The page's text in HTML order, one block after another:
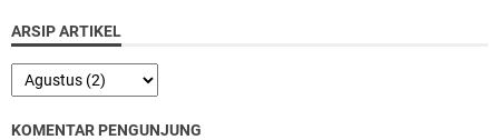
ARSIP ARTIKEL
KOMENTAR PENGUNJUNG